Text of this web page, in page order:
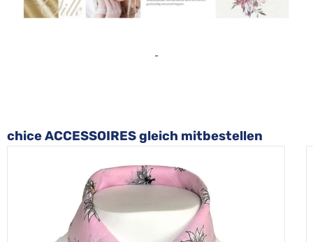
-
Produktgalerie überspringen
chice ACCESSOIRES gleich mitbestellen